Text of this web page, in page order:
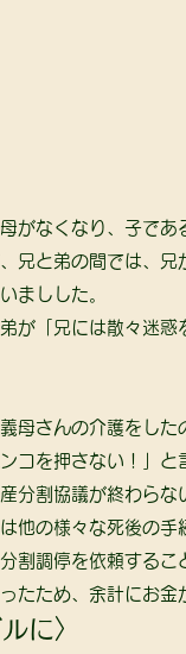
がなくなり、子であ
兄と弟の間では、
ましした。
が「兄には散々迷
母さんの介護をし
コを押さない！」と
分割協議が終わら
他の様々な死後の手
割調停を依頼するこ
たため、余計にお
に〉